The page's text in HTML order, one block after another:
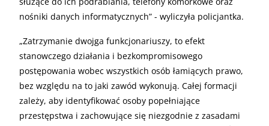
nośniki danych informatycznych” - wyliczyła policjantka.
„Zatrzymanie dwojga funkcjonariuszy, to efekt
stanowczego działania i bezkompromisowego
postępowania wobec wszystkich osób łamiących prawo,
bez względu na to jaki zawód wykonują. Całej formacji
zależy, aby identyfikować osoby popełniające
przestępstwa i zachowujące się niezgodnie z zasadami